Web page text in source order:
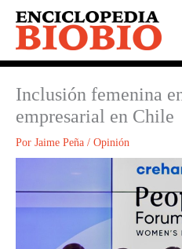
contenido
Inclusión femenina
empresarial en Chile
Por Jaime Peña / Opinión